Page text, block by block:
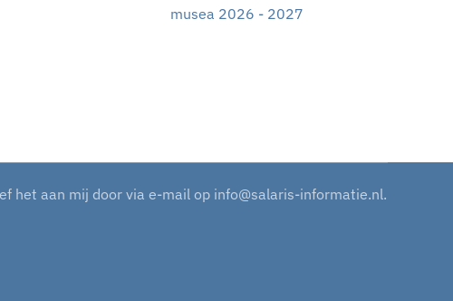
musea 2026 - 2027
het aan mij door via e-mail op info@salaris-informatie.nl.